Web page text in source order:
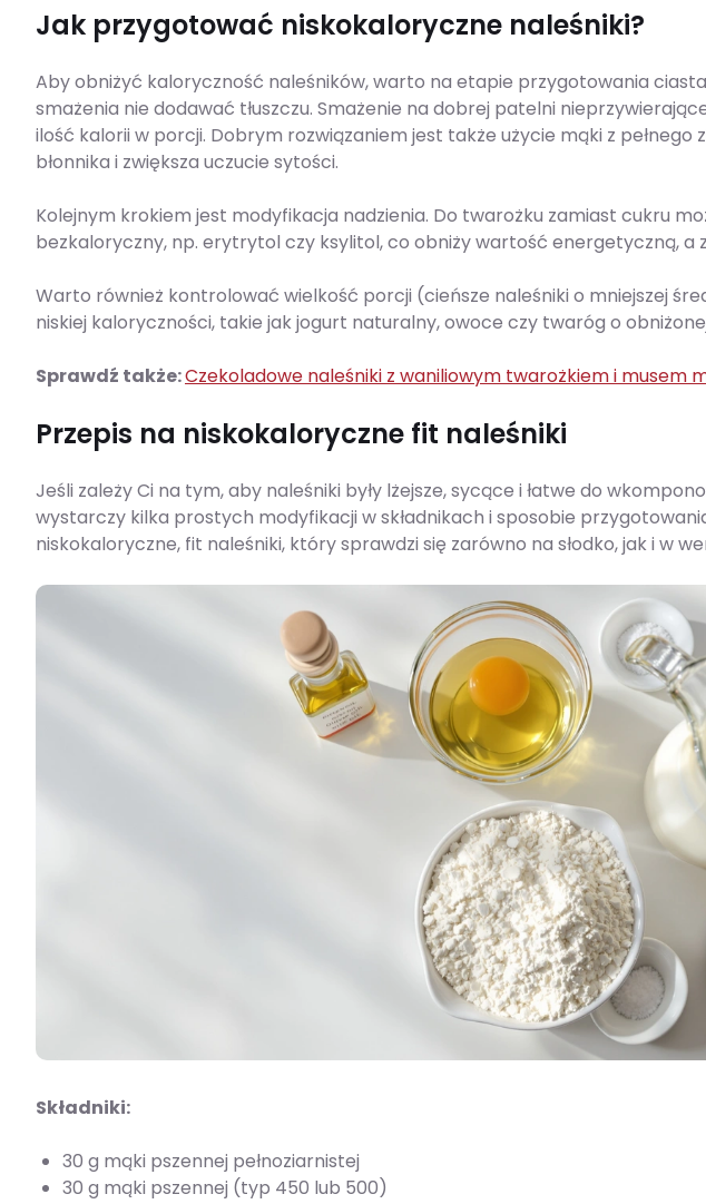
Jak przygotować niskokaloryczne naleśniki?
Aby obniżyć kaloryczność naleśników, warto na etapie przygotowania
smażenia nie dodawać tłuszczu. Smażenie na dobrej patelni
ilość kalorii w porcji. Dobrym rozwiązaniem jest także użycie mąki z
błonnika i zwiększa uczucie sytości.
Kolejnym krokiem jest modyfikacja nadzienia. Do twarożku zamiast cukru
bezkaloryczny, np. erytrytol czy ksylitol, co obniży wartość energetyczną, a
Warto również kontrolować wielkość porcji (cieńsze naleśniki o mniejszej
niskiej kaloryczności, takie jak jogurt naturalny, owoce czy twaróg o
Sprawdź także:Czekoladowe naleśniki z waniliowym twarożkiem i musem
Przepis na niskokaloryczne fit naleśniki
Jeśli zależy Ci na tym, aby naleśniki były lżejsze, sycące i łatwe do
wystarczy kilka prostych modyfikacji w składnikach i sposobie
niskokaloryczne, fit naleśniki, który sprawdzi się zarówno na słodko, jak i w
Składniki:
30 g mąki pszennej pełnoziarnistej
30 g mąki pszennej (typ 450 lub 500)